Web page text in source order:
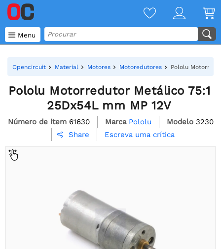
 Menu
Opencircuit Material Motores Motoredutores Pololu
Pololu Motorredutor Metálico 75:1
25Dx54L mm MP 12V
Número de item 61630 Marca Pololu Modelo 3230
 Share Escreva uma crítica